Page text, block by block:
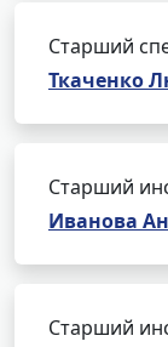
Старший
Ткаченко
Старший
Иванова
Старший